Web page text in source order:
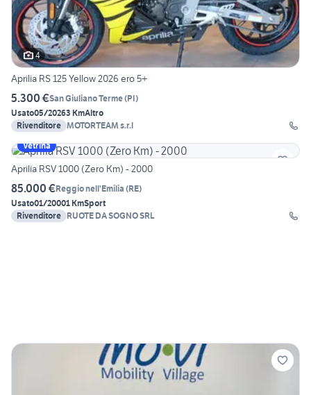
4
Aprilia RS 125 Yellow 2026 ero 5+
5.300 €San Giuliano Terme(PI)
Usato05/20263 KmAltro
Rivenditore MOTORTEAM s.r.l
Vetrina
Aprilia RSV 1000 (Zero Km) - 2000
85.000 €Reggio nell'Emilia (RE)
Usato01/20001 KmSport
Rivenditore RUOTE DA SOGNO SRL